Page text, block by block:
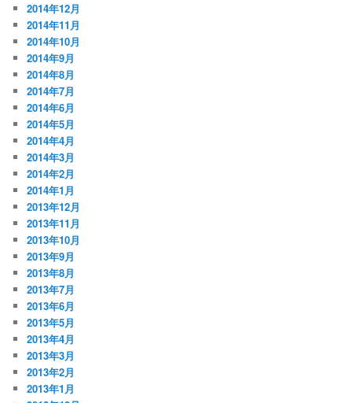
2014年12月
2014年11月
2014年10月
2014年9月
2014年8月
2014年7月
2014年6月
2014年5月
2014年4月
2014年3月
2014年2月
2014年1月
2013年12月
2013年11月
2013年10月
2013年9月
2013年8月
2013年7月
2013年6月
2013年5月
2013年4月
2013年3月
2013年2月
2013年1月